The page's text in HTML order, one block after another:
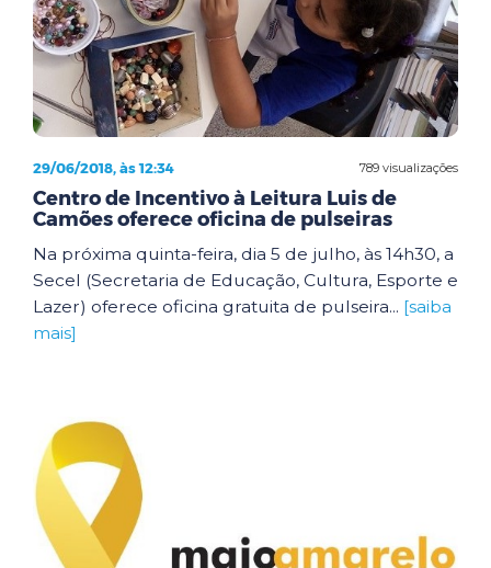
789 visualizações
29/06/2018, às 12:34
Centro de Incentivo à Leitura Luis de
Camões oferece oficina de pulseiras
Na próxima quinta-feira, dia 5 de julho, às 14h30, a
Secel (Secretaria de Educação, Cultura, Esporte e
Lazer) oferece oficina gratuita de pulseira... [saiba
mais]